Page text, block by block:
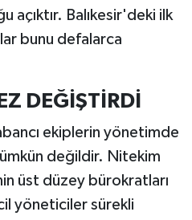
açıktır. Balıkesir'deki ilk
bunu defalarca
DEĞİŞTİRDİ
ekiplerin yönetimde
değildir. Nitekim
üst düzey bürokratları
yöneticiler sürekli